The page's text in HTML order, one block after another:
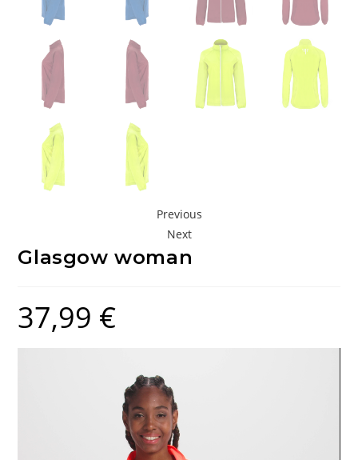
Previous
Next
Glasgow woman
37,99 €